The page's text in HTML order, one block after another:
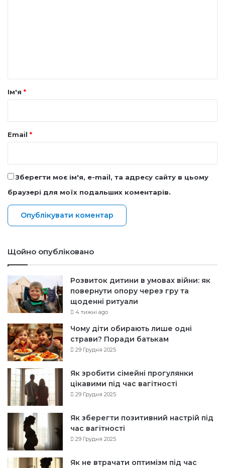
рІм'я *
Email *
Зберегти моє ім'я, e-mail, та адресу сайту в цьому
браузері для моїх подальших коментарів.
Щойно опубліковано
Розвиток дитини в умовах війни: як
повернути опору через гру та
щоденні ритуали
4 тижні ago
Чому діти обирають лише одні
страви? Поради батькам
29 Грудня 2025
Як зробити сімейні прогулянки
цікавими під час вагітності
29 Грудня 2025
Як зберегти позитивний настрій під
час вагітності
29 Грудня 2025
Як не втрачати оптимізм під час